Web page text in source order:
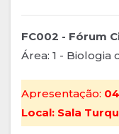
FC002 - Fórum
Área: 1 - Biologia
Apresentação:
Local: Sala